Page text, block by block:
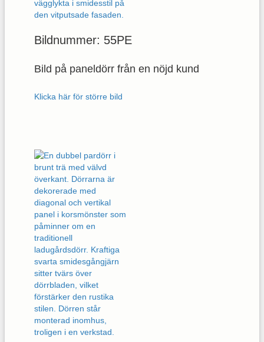
Bildnummer: 55PE
Bild på paneldörr från en nöjd kund
Klicka här för större bild